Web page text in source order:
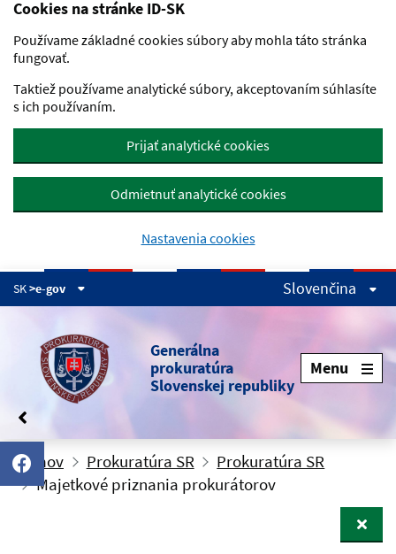
Preskočiť na hlavný obsah
Cookies na stránke ID-SK
Používame základné cookies súbory aby mohla táto stránka
fungovať.
Taktiež používame analytické súbory, akceptovaním súhlasíte
s ich používaním.
Prijať analytické cookies
Odmietnuť analytické cookies
Nastavenia cookies
SK>e-gov Slovenčina
Generálna
prokuratúra
Slovenskej republiky
Menu
Domov Prokuratúra SR
Prokuratúra SR
Majetkové priznania prokurátorov